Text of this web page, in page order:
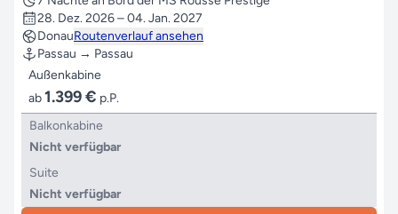
28. Dez. 2026 – 04. Jan. 2027
DonauRoutenverlauf ansehen
Passau → Passau
Außenkabine
ab1.399 € p.P.
Balkonkabine
Nicht verfügbar
Suite
Nicht verfügbar